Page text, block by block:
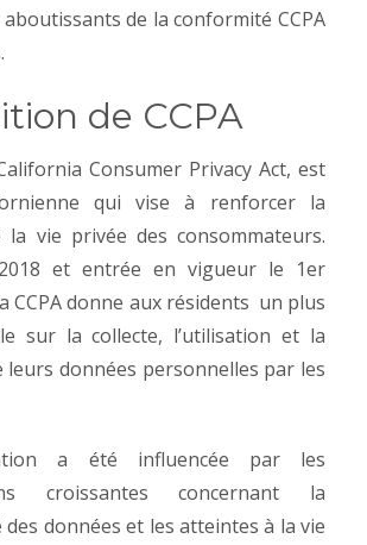
de la conformité CCPA
de CCPA
Consumer Privacy Act, est
qui vise à renforcer la
vie privée des consommateurs.
et entrée en vigueur le 1er
CCPA donne aux résidents un plus
sur la collecte, l’utilisation et la
leurs données personnelles par les
a été influencée par les
croissantes concernant la
données et les atteintes à la vie